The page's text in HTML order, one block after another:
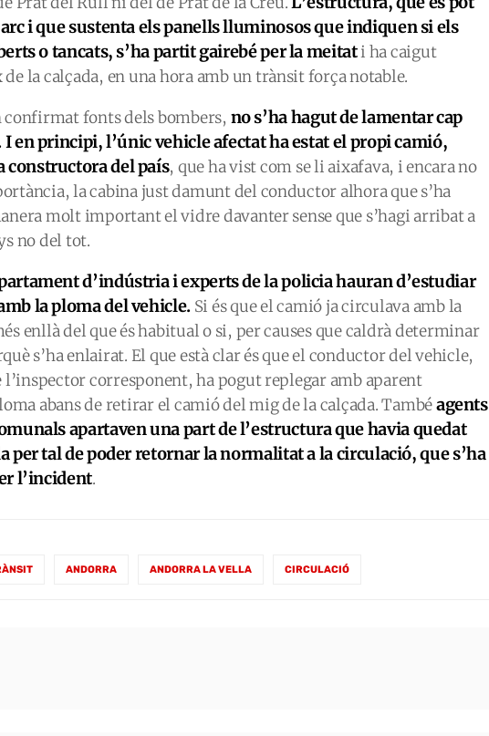
i que sustenta els panells lluminosos que indiquen si els
o tancats, s’ha partit gairebé per la meitati ha caigut
la calçada, en una hora amb un trànsit força notable.
confirmat fonts dels bombers, no s’ha hagut de lamentar cap
I en principi, l’únic vehicle afectat ha estat el propi camió,
constructora del país, que ha vist com se li aixafava, i encara no
la cabina just damunt del conductor alhora que s’ha
molt important el vidre davanter sense que s’hagi arribat a
no del tot.
d’indústria i experts de la policia hauran d’estudiar
la ploma del vehicle.Si és que el camió ja circulava amb la
enllà del que és habitual o si, per causes que caldrà determinar
s’ha enlairat. El que està clar és que el conductor del vehicle,
l’inspector corresponent, ha pogut replegar amb aparent
abans de retirar el camió del mig de la calçada. Tambéagents
apartaven una part de l’estructura que havia quedat
per tal de poder retornar la normalitat a la circulació, que s’ha
l’incident.
ANDORRA ANDORRA LA VELLA CIRCULACIÓ